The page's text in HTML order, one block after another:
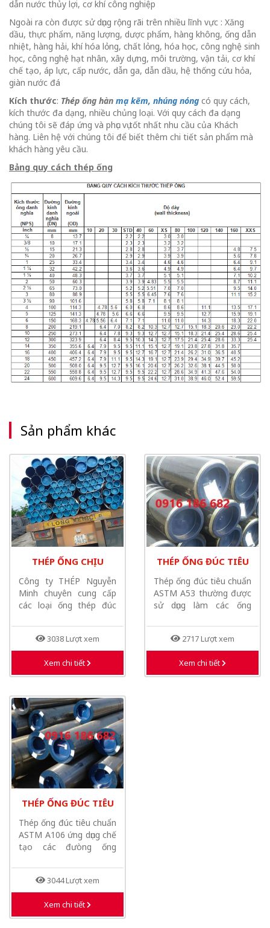
dẫn nước thủy lợi, cơ khí công nghiệp
Ngoài ra còn được sử dụng rộng rãi trên nhiều lĩnh vực : Xăng
dầu, thực phẩm, năng lượng, dược phẩm, hàng không, ống dẫn
nhiệt, hàng hải, khí hóa lỏng, chất lỏng, hóa học, công nghệ sinh
học, công nghệ hạt nhân, xây dựng, môi trường, vận tải, cơ khí
chế tạo, áp lực, cấp nước, dẫn ga, dẫn dầu, hệ thống cứu hỏa,
giàn nước đá
Kích thước: Thép ống hàn mạ kẽm, nhúng nóng có quy cách,
kích thước đa dạng, nhiều chủng loại. Với quy cách đa dạng
chúng tôi sẽ đáp ứng và phục vụ tốt nhất nhu cầu của Khách
hàng. Liên hệ với chúng tôi để biết thêm chi tiết sản phẩm mà
khách hàng yêu cầu.
Bảng quy cách thép ống
Sản phẩm khác
THÉP ỐNG CHỊU
NHIỆT
Công ty THÉP Nguyễn
Minh chuyên cung cấp
các loại ống thép đúc
3038 Lượt xem
Xem chi tiết
THÉP ỐNG ĐÚC TIÊU
CHUẨN ASTM A53
Thép ống đúc tiêu chuẩn
ASTM A53 thường được
sử dụng làm các ống
2717 Lượt xem
Xem chi tiết
THÉP ỐNG ĐÚC TIÊU
CHUẨN ASTM A106
Thép ống đúc tiêu chuẩn
ASTM A106 ứng dụng chế
tạo các đưòng ống
3044 Lượt xem
Xem chi tiết